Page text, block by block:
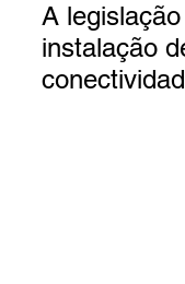
A
instalação